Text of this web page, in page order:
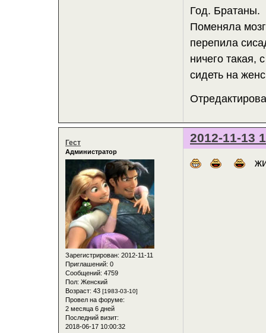
Год. Братаны.
Поменяла
перепила
ничего такая,
сидеть на
2012-11-13
Гест
Администратор
Зарегистрирован: 2012-11-11
Приглашений: 0
Сообщений: 4759
Пол: Женский
Возраст: 43 [1983-03-10]
Провел на форуме:
2 месяца 6 дней
Последний визит:
2018-06-17 10:00:32